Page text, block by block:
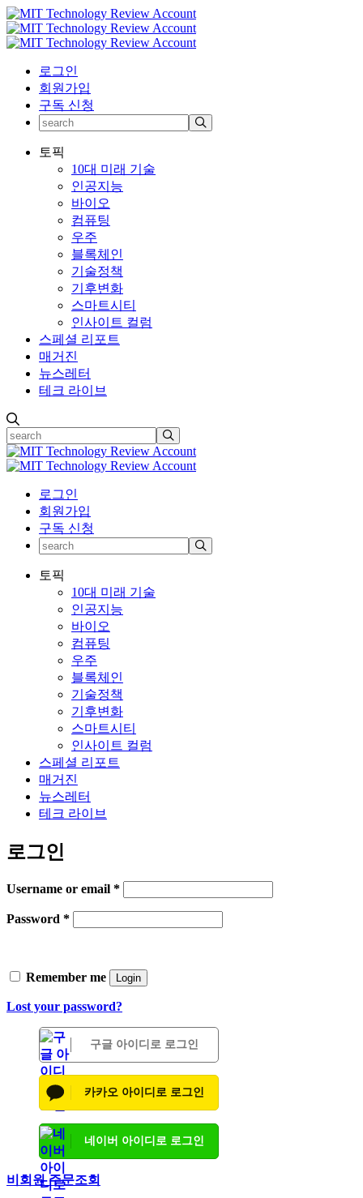
로그인
회원가입
구독 신청
토픽
10대 미래 기술
인공지능
바이오
컴퓨팅
우주
블록체인
기술정책
기후변화
스마트시티
인사이트 컬럼
스페셜 리포트
매거진
뉴스레터
테크 라이브
로그인
회원가입
구독 신청
토픽
10대 미래 기술
인공지능
바이오
컴퓨팅
우주
블록체인
기술정책
기후변화
스마트시티
인사이트 컬럼
스페셜 리포트
매거진
뉴스레터
테크 라이브
로그인
Username or email *
Password *
Remember me Login
Lost your password?
구글 아이디로 로그인
카카오 아이디로 로그인
네이버 아이디로 로그인
비회원 주문조회